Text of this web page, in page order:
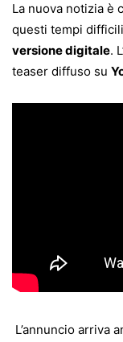
La nuova notizia è
questi tempi
versione digitale.
teaser diffuso su
L’annuncio arriva